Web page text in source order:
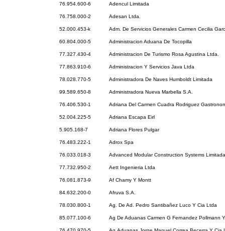
76.954.600-6 Adencul Limitada
76.758.000-2 Adesan Ltda.
52.000.453-k Adm. De Servicios Generales Carmen Cecilia
60.804.000-5 Administracion Aduana De Tocopilla
77.327.430-4 Administracion De Turismo Rosa Agustina Ltda.
77.863.910-6 Administracion Y Servicios Java Ltda
78.028.770-5 Administradora De Naves Humboldt Limitada
99.589.650-8 Administradora Nueva Marbella S.A.
76.406.530-1 Adriana Del Carmen Cuadra Rodriguez
52.004.225-5 Adriana Escapa Eirl
5.905.168-7 Adriana Flores Pulgar
76.483.222-1 Adrox Spa
76.033.018-3 Advanced Modular Construction Systems Limitada
77.732.950-2 Aett Ingenieria Ltda
76.081.873-9 Af Chamy Y Montt
84.632.200-0 Afruva S.A.
78.030.800-1 Ag. De Ad. Pedro Santibañez Luco Y Cia Ltda
85.077.100-6 Ag De Aduanas Carmen G Fernandez Pollmann